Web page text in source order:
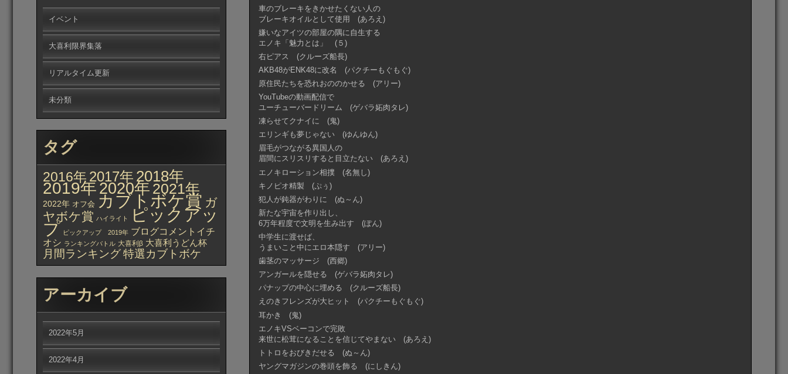
車のブレーキをきかせたくない人の
ブレーキオイルとして使用 (あろえ)
嫌いなアイツの部屋の隅に自生する
エノキ「魅力とは」 (５)
右ピアス (クルーズ船長)
AKB48がENK48に改名 (パクチーもぐもぐ)
原住民たちを恐れおののかせる (アリー)
YouTubeの動画配信で
ユーチューバードリーム (ゲバラ妬肉タレ)
凍らせてクナイに (鬼)
エリンギも夢じゃない (ゆんゆん)
眉毛がつながる異国人の
眉間にスリスリすると目立たない (あろえ)
エノキローション相撲 (名無し)
キノピオ精製 (ぷぅ)
犯人が鈍器がわりに (ぬ～ん)
新たな宇宙を作り出し、
6万年程度で文明を生み出す (ぽん)
中学生に渡せば、
うまいこと中にエロ本隠す (アリー)
歯茎のマッサージ (西郷)
アンガールを隠せる (ゲバラ妬肉タレ)
パナップの中心に埋める (クルーズ船長)
えのきフレンズが大ヒット (パクチーもぐもぐ)
耳かき (鬼)
エノキVSベーコンで完敗
来世に松茸になることを信じてやまない (あろえ)
トトロをおびきだせる (ぬ～ん)
ヤングマガジンの巻頭を飾る (にしきん)
イベント
大喜利限界集落
リアルタイム更新
未分類
タグ
2016年 2017年 2018年
2019年2020年 2021年
2022年 オフ会 カブトボケ賞 ガ
ヤボケ賞 ハイライト ピックアッ
プ ピックアップ 2019年 ブログコメントイチ
オシ ランキングバトル 大喜利β 大喜利うどん杯
月間ランキング特選カブトボケ
アーカイブ
2022年5月
2022年4月